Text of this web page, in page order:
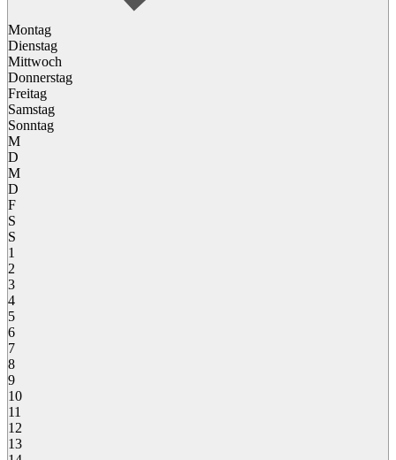
Montag
Dienstag
Mittwoch
Donnerstag
Freitag
Samstag
Sonntag
M
D
M
D
F
S
S
1
2
3
4
5
6
7
8
9
10
11
12
13